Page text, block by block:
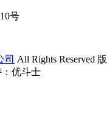
号
司 All Rights Reserved 版
优斗士